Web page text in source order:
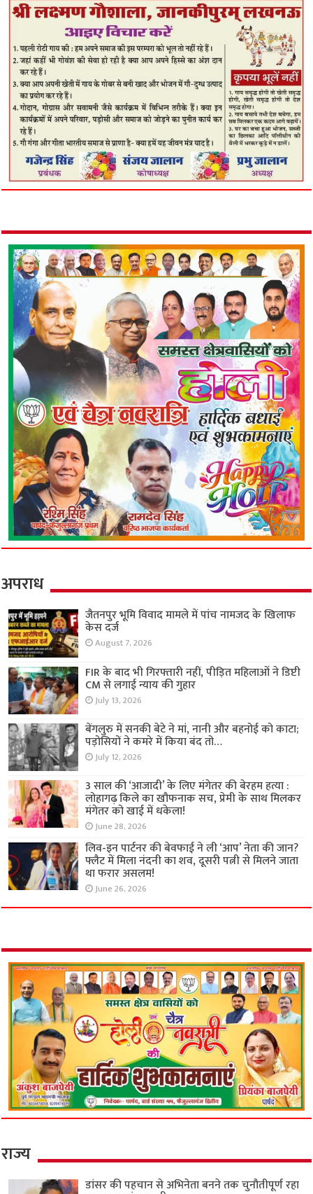
अपराध
जैतनपुर भूमि विवाद मामले में पांच नामजद के खिलाफ
केस दर्ज
August 7, 2026
FIR के बाद भी गिरफ्तारी नहीं, पीड़ित महिलाओं ने डिप्टी
CM से लगाई न्याय की गुहार
July 13, 2026
बेंगलुरु में सनकी बेटे ने मां, नानी और बहनोई को काटा;
पड़ोसियों ने कमरे में किया बंद तो…
July 12, 2026
3 साल की ‘आजादी’ के लिए मंगेतर की बेरहम हत्या :
लोहागढ़ किले का खौफनाक सच, प्रेमी के साथ मिलकर
मंगेतर को खाई में धकेला!
June 28, 2026
लिव-इन पार्टनर की बेवफाई ने ली ‘आप’ नेता की जान?
फ्लैट में मिला नंदनी का शव, दूसरी पत्नी से मिलने जाता
था फरार असलम!
June 26, 2026
राज्य
डांसर की पहचान से अभिनेता बनने तक चुनौतीपूर्ण रहा